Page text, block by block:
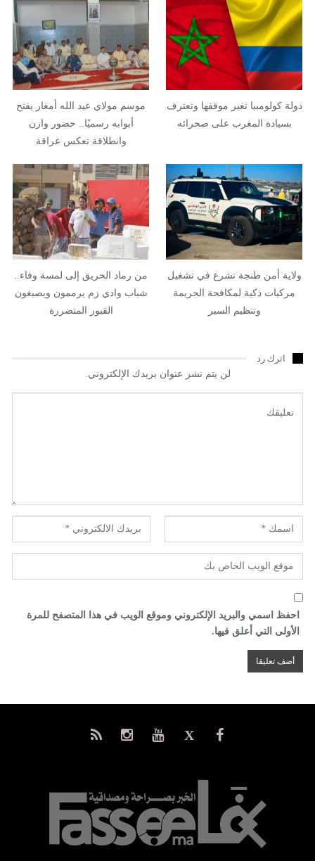
دولة كولومبيا تغير موقفها وتعترف
بسيادة المغرب على صحرائه
موسم مولاي عبد الله أمغار يفتح
أبوابه رسميًا.. حضور وازن
وانطلاقة تعكس عراقة
ولاية أمن طنجة تشرع في تشغيل
مركبات ذكية لمكافحة الجريمة
وتنظيم السير
من رماد الحريق إلى لمسة وفاء..
شباب وادي زم يرممون ويصبغون
القبور المتضررة
اترك رد
لن يتم نشر عنوان بريدك الإلكتروني.
احفظ اسمي والبريد الإلكتروني وموقع الويب في هذا المتصفح للمرة
الأولى التي أعلق فيها.